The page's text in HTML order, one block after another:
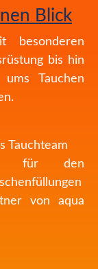
Blick
besonderen
bis hin
Tauchen
Tauchteam
für den
von aqua